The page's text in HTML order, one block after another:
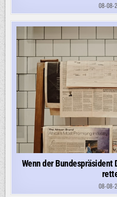
08-08-
Wenn der Bundespräsident
08-08-